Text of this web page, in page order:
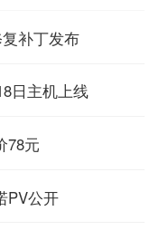
补丁发布
日主机上线
78元
PV公开